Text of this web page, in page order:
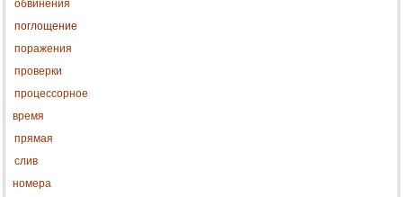
обвинения
поглощение
поражения
проверки
процессорное
время
прямая
слив
номера